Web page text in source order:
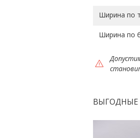
Ширина по
Ширина по
ВЫГОДНЫЕ